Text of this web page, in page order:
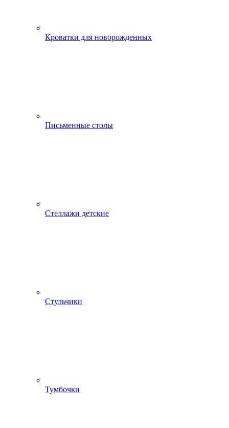
Кроватки для новорожденных
Письменные столы
Стеллажи детские
Стульчики
Тумбочки